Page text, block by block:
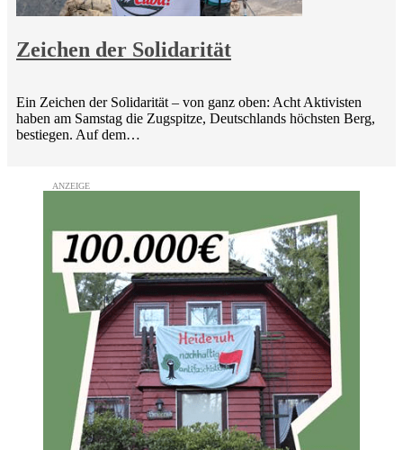
Zeichen der Solidarität
Ein Zeichen der Solidarität – von ganz oben: Acht Aktivisten
haben am Samstag die Zugspitze, Deutschlands höchsten Berg,
bestiegen. Auf dem…